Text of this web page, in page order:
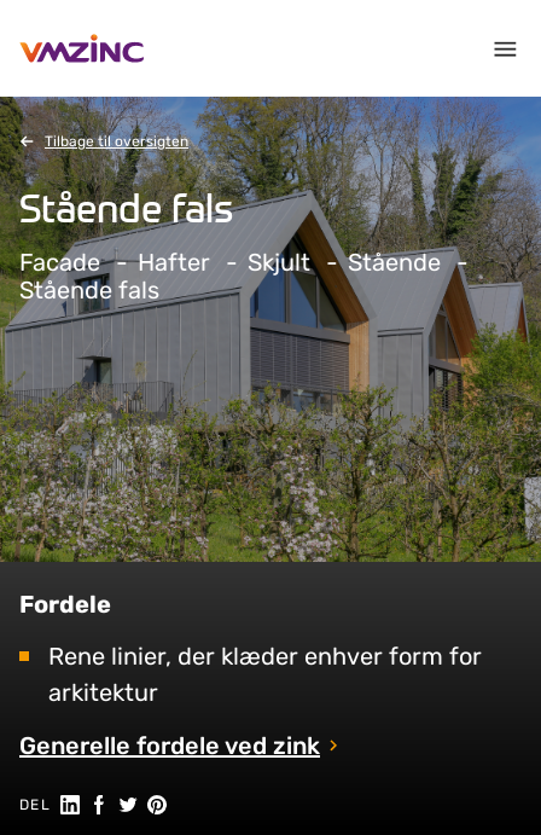
Tilbage til oversigten
Stående fals
Facade Hafter Skjult
Stående
Stående fals
Fordele
Rene linier, der klæder enhver form for
arkitektur
Generelle fordele ved zink
DEL Del på Linkedin
Del på Facebook
Share on Twitter
Share on Pinterest